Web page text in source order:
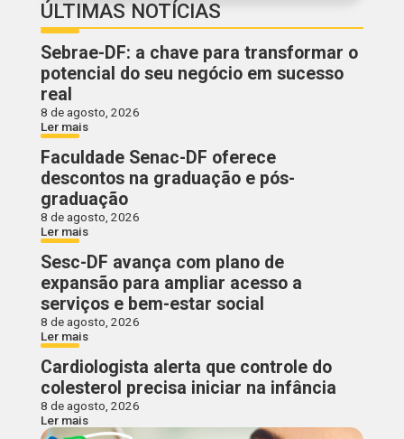
ÚLTIMAS NOTÍCIAS
Sebrae-DF: a chave para transformar o
potencial do seu negócio em sucesso
real
8 de agosto, 2026
Ler mais
Faculdade Senac-DF oferece
descontos na graduação e pós-
graduação
8 de agosto, 2026
Ler mais
Sesc-DF avança com plano de
expansão para ampliar acesso a
serviços e bem-estar social
8 de agosto, 2026
Ler mais
Cardiologista alerta que controle do
colesterol precisa iniciar na infância
8 de agosto, 2026
Ler mais